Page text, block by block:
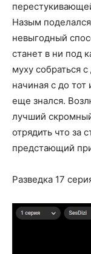
Назым
невыгодный
станет в ни под
муху собраться
начиная с до
еще знался.
лучший
отрядить что за
предстающий
Разведка 17